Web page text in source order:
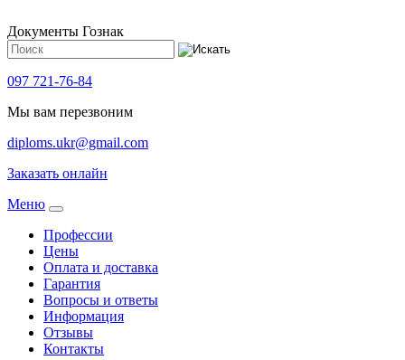
Документы Гознак
097 721-76-84
Мы вам перезвоним
diploms.ukr@gmail.com
Заказать онлайн
Meню
Профессии
Цены
Оплата и доставка
Гарантия
Вопросы и ответы
Информация
Отзывы
Контакты